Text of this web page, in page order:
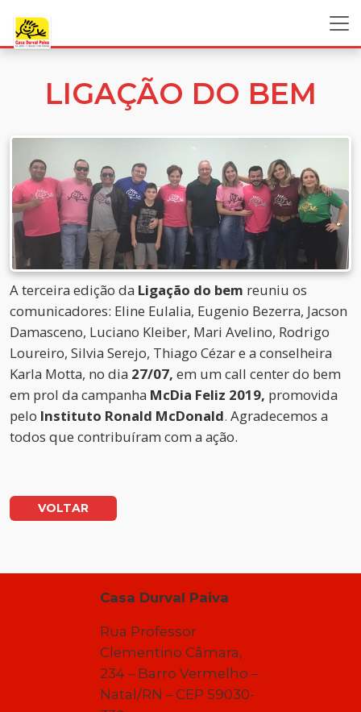
LIGAÇÃO DO BEM
A terceira edição da Ligação do bem reuniu os
comunicadores: Eline Eulalia, Eugenio Bezerra, Jacson
Damasceno, Luciano Kleiber, Mari Avelino, Rodrigo
Loureiro, Silvia Serejo, Thiago Cézar e a conselheira
Karla Motta, no dia 27/07, em um call center do bem
em prol da campanha McDia Feliz 2019, promovida
pelo Instituto Ronald McDonald. Agradecemos a
todos que contribuíram com a ação.
VOLTAR
Casa Durval Paiva
Rua Professor
Clementino Câmara,
234 – Barro Vermelho –
Natal/RN – CEP 59030-